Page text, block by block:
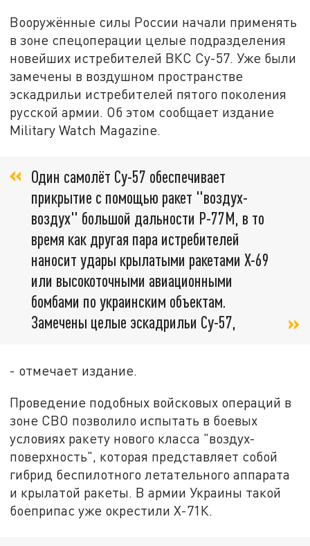
Вооружённые силы России начали применять
в зоне спецоперации целые подразделения
новейших истребителей ВКС Су-57. Уже были
замечены в воздушном пространстве
эскадрильи истребителей пятого поколения
русской армии. Об этом сообщает издание
Military Watch Magazine.
Один самолёт Су-57 обеспечивает
прикрытие с помощью ракет "воздух-
воздух" большой дальности Р-77М, в то
время как другая пара истребителей
наносит удары крылатыми ракетами Х-69
или высокоточными авиационными
бомбами по украинским объектам.
Замечены целые эскадрильи Су-57,
- отмечает издание.
Проведение подобных войсковых операций в
зоне СВО позволило испытать в боевых
условиях ракету нового класса "воздух-
поверхность", которая представляет собой
гибрид беспилотного летательного аппарата
и крылатой ракеты. В армии Украины такой
боеприпас уже окрестили Х-71К.